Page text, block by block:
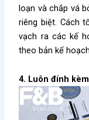
loạn và chắp vá
riêng biệt. Cách
vạch ra các kế
theo bản kế hoạch.
4. Luôn đính